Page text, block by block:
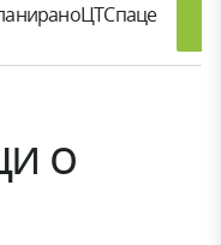
ЦТСпаце
о